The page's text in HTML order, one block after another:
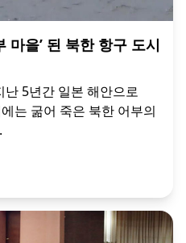
마을’ 된 북한 항구 도시
5년간 일본 해안으로
는 굶어 죽은 북한 어부의